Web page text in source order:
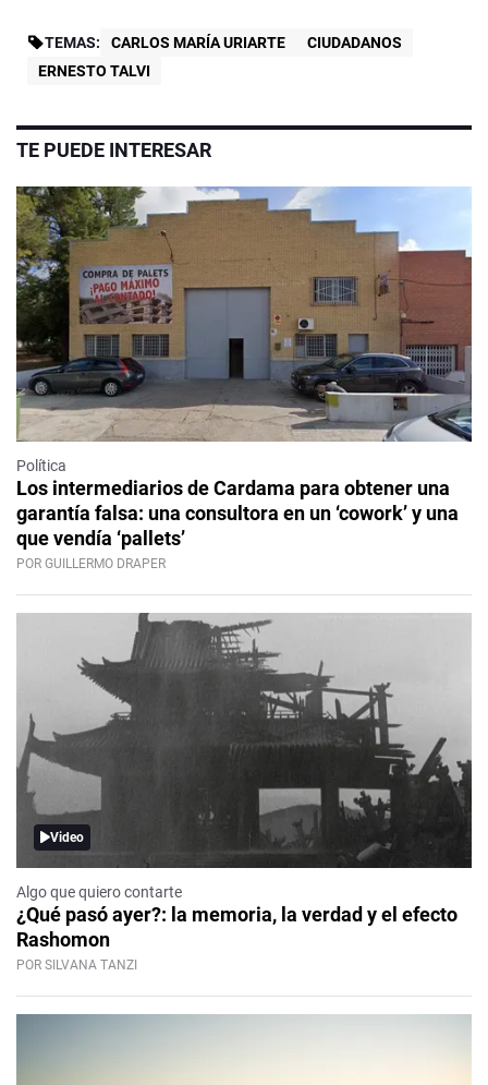
TEMAS: CARLOS MARÍA URIARTE
CIUDADANOS
ERNESTO TALVI
TE PUEDE INTERESAR
Política
Los intermediarios de Cardama para obtener una
garantía falsa: una consultora en un ‘cowork’ y una
que vendía ‘pallets’
POR GUILLERMO DRAPER
Video
Algo que quiero contarte
¿Qué pasó ayer?: la memoria, la verdad y el efecto
Rashomon
POR SILVANA TANZI